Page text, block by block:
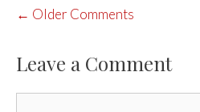
COMMENT
← Older Comments
Leave a Comment